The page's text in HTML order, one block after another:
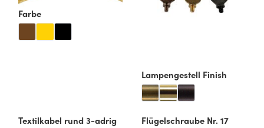
Farbeauswählen
Textilkabel rund 3-adrig
Lampengestell Finish
Flügelschraube Nr. 17